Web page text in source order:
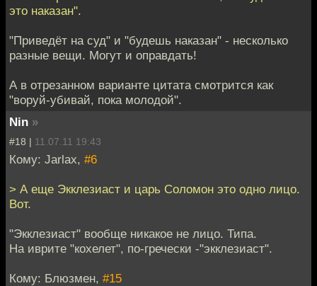
это наказан".
"Приведёт на суд" и "будешь наказан" - несколько
разные вещи. Могут и оправдать!
А в отрезанном варианте цитата смотрится как
"воруй-убивай, пока молодой".
Nin »
#18 | 11.07.11 19:43
Кому: Jarlax, #6
> А еще Экклезиаст и царь Соломон это одно лицо.
Вот.
"Экклезиаст" вообще никакое не лицо. Типа.
На иврите "кохелет", по-гречески -"экклезиаст".
Кому: Блюзмен, #15